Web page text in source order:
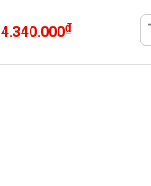
4.340.000₫